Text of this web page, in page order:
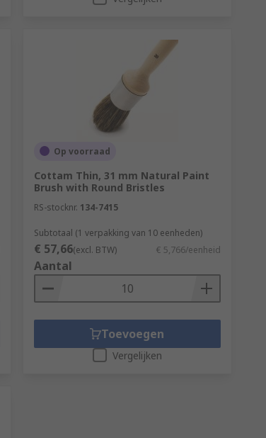
Op voorraad
Cottam Thin, 31 mm Natural Paint
Brush with Round Bristles
RS-stocknr. 134-7415
Subtotaal (1 verpakking van 10 eenheden)
€ 57,66(excl. BTW) € 5,766/eenheid
Aantal
Toevoegen
Vergelijken